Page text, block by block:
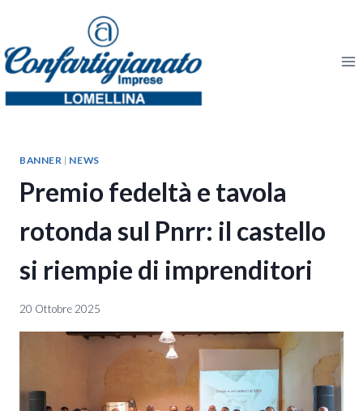
contenuto
BANNER | NEWS
Premio fedeltà e tavola
rotonda sul Pnrr: il castello
si riempie di imprenditori
20 Ottobre 2025